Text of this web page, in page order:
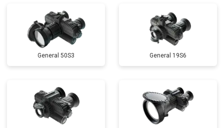
General 50S3 General 19S6